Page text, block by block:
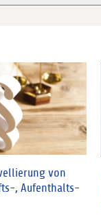
von
, Aufenthalts-